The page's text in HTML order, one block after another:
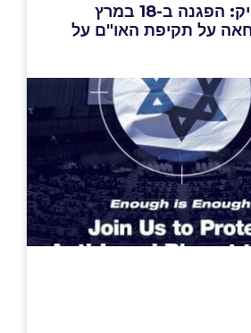
מספיק זה מספיק: הפגנה ב-18 במרץ
על תקיפת האו"ם על